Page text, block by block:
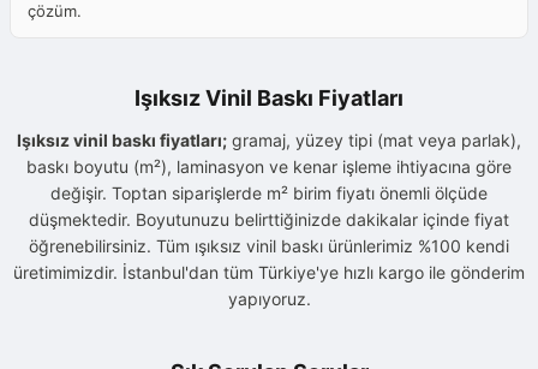
çözüm.
Işıksız Vinil Baskı Fiyatları
Işıksız vinil baskı fiyatları; gramaj, yüzey tipi (mat veya parlak),
baskı boyutu (m²), laminasyon ve kenar işleme ihtiyacına göre
değişir. Toptan siparişlerde m² birim fiyatı önemli ölçüde
düşmektedir. Boyutunuzu belirttiğinizde dakikalar içinde fiyat
öğrenebilirsiniz. Tüm ışıksız vinil baskı ürünlerimiz %100 kendi
üretimimizdir. İstanbul'dan tüm Türkiye'ye hızlı kargo ile gönderim
yapıyoruz.